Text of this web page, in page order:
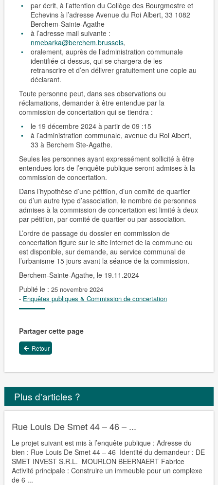
par écrit, à l’attention du Collège des Bourgmestre et
Echevins à l’adresse Avenue du Roi Albert, 33 1082
Berchem-Sain­te-Agathe
à l’adresse mail suivante :
nmebarka@berchem.brussels,
oralement, auprès de l’administration communale
identifiée ci-dessus, qui se chargera de les
retranscrire et d’en délivrer gratuitement une copie au
déclarant.
Toute personne peut, dans ses observations ou
réclamations, demander à être entendue par la
commission de concertation qui se tiendra :
le 19 décembre 2024 à partir de 09 :15
à l’administration communale, avenue du Roi Albert,
33 à Berchem Ste-Agathe.
Seules les personnes ayant expressément sollicité à être
entendues lors de l’enquête publique seront admises à la
commission de concertation.
Dans l’hypothèse d’une pétition, d’un comité de quartier
ou d’un autre type d’association, le nombre de personnes
admises à la commission de concertation est limité à deux
par pétition, par comité de quartier ou par association.
L’ordre de passage du dossier en commission de
concertation figure sur le site internet de la commune ou
est disponible, sur demande, au service communal de
l’urbanisme 15 jours avant la séance de la commission.
Berchem-Sainte-Agathe, le 19.11.2024
Publié le : 25 novembre 2024
- Enquêtes publiques & Commission de concertation
Partager cette page
Retour
Plus d'articles ?
Rue Louis De Smet 44 – 46 – ...
Le projet suivant est mis à l’enquête publique : Adresse du
bien : Rue Louis De Smet 44 – 46 Identité du demandeur : DE
SMET INVEST S.R.L. MOURLON BEERNAERT Fabrice
Activité principale : Construire un immeuble pour un complexe
de 6 ...